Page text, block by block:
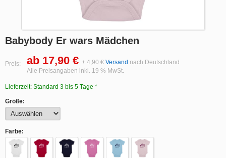
Babybody Er wars Mädchen
Preis: ab 17,90 € + 4,90 € Versand nach Deutschland
Alle Preisangaben inkl. 19 % MwSt.
Lieferzeit: Standard 3 bis 5 Tage *
Größe:
Farbe: